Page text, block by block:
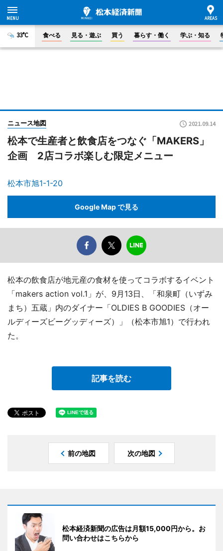
33°C 食べる 見る・遊ぶ 買う 暮らす・働く 学ぶ・知る
ニュース地図 2021.09.14
松本で生産者と飲食店をつなぐ「MAKERS」
企画 2店コラボ楽しむ限定メニュー
松本市旭1-1-20
Google Map で見る
松本の飲食店が地元産の食材を使ってコラボするイベント
「makers action vol.1」が、9月13日、「和泉町（いずみ
まち）五蔵」内のダイナー「OLDIES B GOODIES（オー
ルディーズビーグッディーズ）」（松本市旭1）で行われ
た。
記事を読む
前の地図 次の地図
松本経済新聞の広告は月額15,000円から。お
問い合わせはこちらから